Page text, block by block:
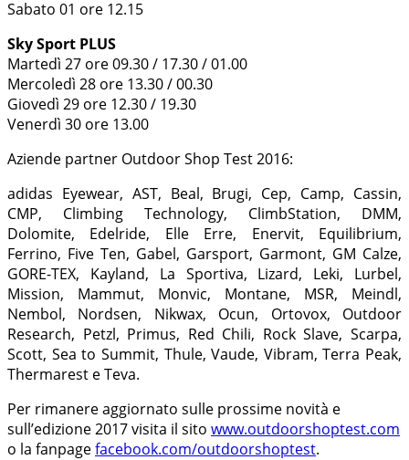
Sabato 01 ore 12.15
Sky Sport PLUS
Martedì 27 ore 09.30 / 17.30 / 01.00
Mercoledì 28 ore 13.30 / 00.30
Giovedì 29 ore 12.30 / 19.30
Venerdì 30 ore 13.00
Aziende partner Outdoor Shop Test 2016:
adidas Eyewear, AST, Beal, Brugi, Cep, Camp, Cassin,
CMP, Climbing Technology, ClimbStation, DMM,
Dolomite, Edelride, Elle Erre, Enervit, Equilibrium,
Ferrino, Five Ten, Gabel, Garsport, Garmont, GM Calze,
GORE-TEX, Kayland, La Sportiva, Lizard, Leki, Lurbel,
Mission, Mammut, Monvic, Montane, MSR, Meindl,
Nembol, Nordsen, Nikwax, Ocun, Ortovox, Outdoor
Research, Petzl, Primus, Red Chili, Rock Slave, Scarpa,
Scott, Sea to Summit, Thule, Vaude, Vibram, Terra Peak,
Thermarest e Teva.
Per rimanere aggiornato sulle prossime novità e
sull’edizione 2017 visita il sito www.outdoorshoptest.com
o la fanpagefacebook.com/outdoorshoptest.